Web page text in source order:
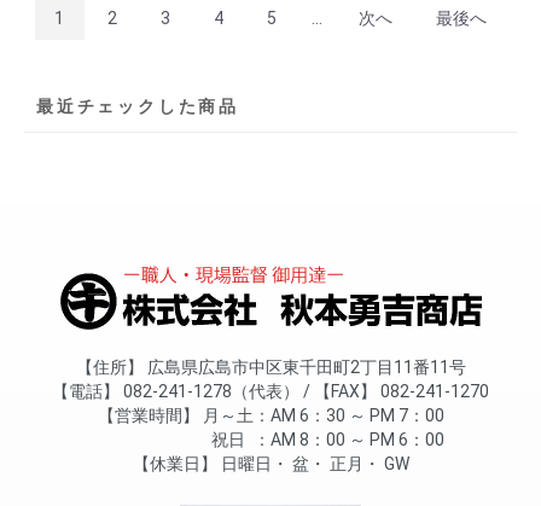
1 2 3 4 5 ... 次へ 最後へ
最近チェックした商品
住所
広島県広島市中区東千田町2丁目11番11号
電話
082-241-1278（代表） FAX
082-241-1270
営業時間
月～土
AM 6：30 ～ PM 7：00
祝日
AM 8：00 ～ PM 6：00
休業日
日曜日 盆 正月 GW